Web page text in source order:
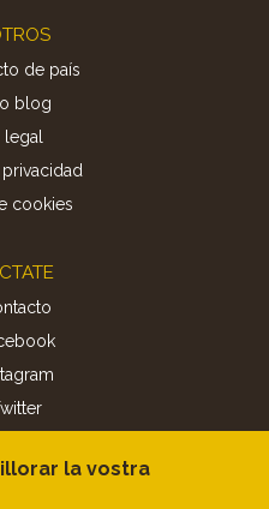
de país
blog
cookies
la vostra